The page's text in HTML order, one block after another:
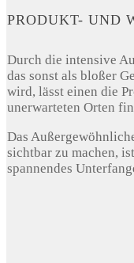
PRODUKT- UND
Durch die intensive
das sonst als bloßer
wird, lässt einen die
unerwarteten Orten
Das
sichtbar zu machen,
spannendes